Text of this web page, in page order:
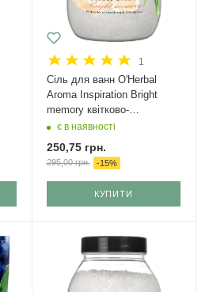
1
Сіль для ванн O'Herbal
Aroma Inspiration Bright
memory квітково-
цитрусовий 1100 г
є в наявності
250,75грн.
295,00грн. -15%
КУПИТИ